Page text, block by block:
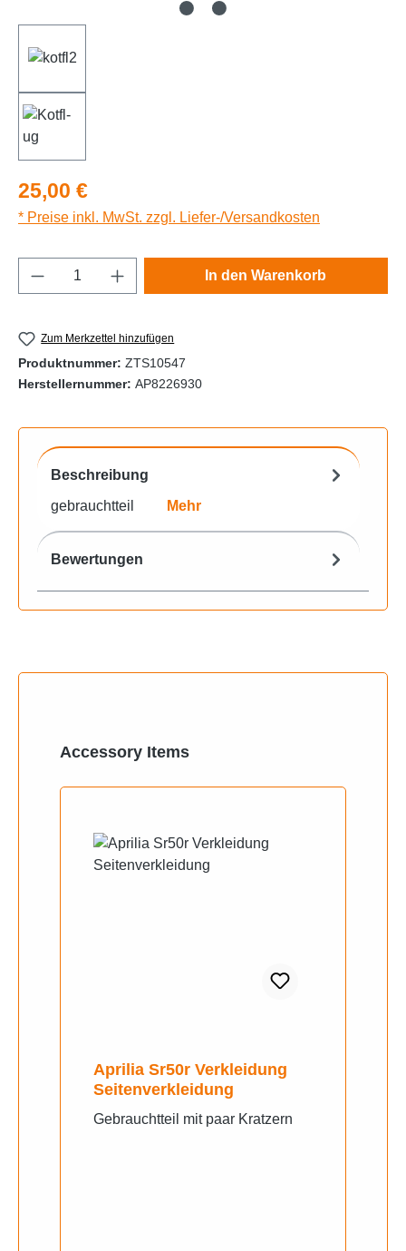
Regulärer Preis:
25,00 €
* Preise inkl. MwSt. zzgl. Liefer-/Versandkosten
Produkt Anzahl: Gib den gewünschten
In den Warenkorb
Zum Merkzettel hinzufügen
Produktnummer: ZTS10547
Herstellernummer: AP8226930
Beschreibung
gebrauchtteil Mehr
Bewertungen
Produktgalerie überspringen
Accessory Items
Aprilia Sr50r Verkleidung
Seitenverkleidung
Gebrauchtteil mit paar Kratzern